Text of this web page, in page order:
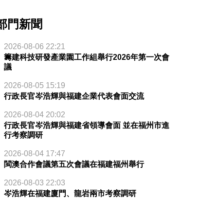
門新聞
2026-08-06 22:21
籌建科技研發產業園工作組舉行2026年第一次會
議
2026-08-05 15:19
行政長官岑浩輝與福建企業代表會面交流
2026-08-04 20:02
行政長官岑浩輝與福建省領導會面 並在福州市進
行考察調研
2026-08-04 17:47
閩澳合作會議第五次會議在福建福州舉行
2026-08-03 22:03
岑浩輝在福建廈門、龍岩兩市考察調研